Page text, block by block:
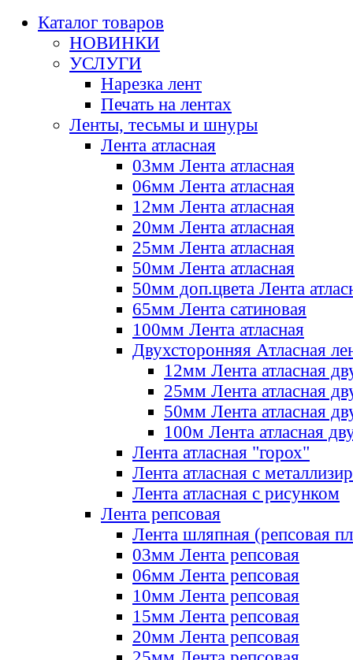
Каталог товаров
НОВИНКИ
УСЛУГИ
Нарезка лент
Печать на лентах
Ленты, тесьмы и шнуры
Лента атласная
03мм Лента атласная
06мм Лента атласная
12мм Лента атласная
20мм Лента атласная
25мм Лента атласная
50мм Лента атласная
50мм доп.цвета Лента
65мм Лента сатиновая
100мм Лента атласная
Двухсторонняя Атласная
12мм Лента атласная
25мм Лента атласная
50мм Лента атласная
100м Лента атласная
Лента атласная "горох"
Лента атласная с
Лента атласная с рисунком
Лента репсовая
Лента шляпная (репсовая
03мм Лента репсовая
06мм Лента репсовая
10мм Лента репсовая
15мм Лента репсовая
20мм Лента репсовая